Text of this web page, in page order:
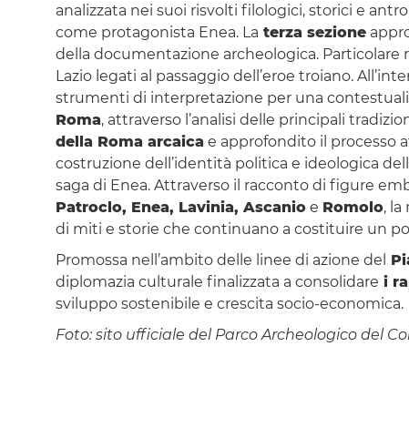
analizzata nei suoi risvolti filologici, storici e
come protagonista Enea. La terza sezione
della documentazione archeologica. Particolare
Lazio legati al passaggio dell’eroe troiano.
strumenti di interpretazione per una
Roma, attraverso l’analisi delle principali
della Roma arcaica e approfondito il processo
costruzione dell’identità politica e ideologica
saga di Enea. Attraverso il racconto di figure
Patroclo, Enea, Lavinia, Ascanioe Romolo, la
di miti e storie che continuano a costituire un
Promossa nell’ambito delle linee di azione del
diplomazia culturale finalizzata a consolidare i
sviluppo sostenibile e crescita socio-economica.
Foto: sito ufficiale del Parco Archeologico del